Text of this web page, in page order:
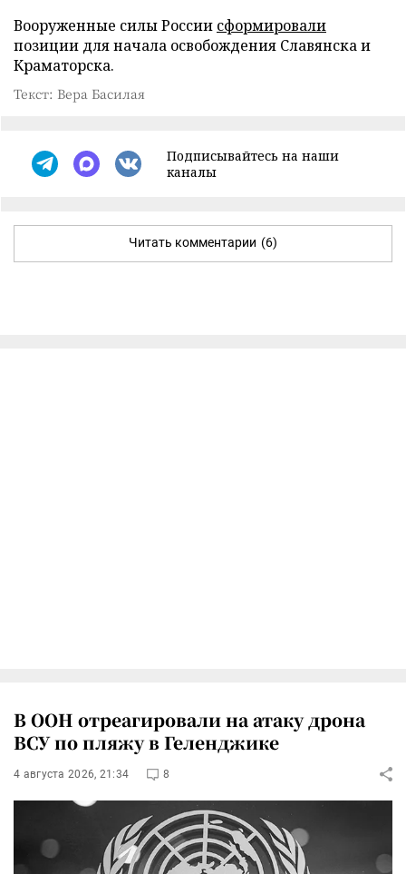
Вооруженные силы России сформировали
позиции для начала освобождения Славянска и
Краматорска.
Текст: Вера Басилая
Подписывайтесь на наши
каналы
Читать комментарии (6)
В ООН отреагировали на атаку дрона
ВСУ по пляжу в Геленджике
4 августа 2026, 21:34 8